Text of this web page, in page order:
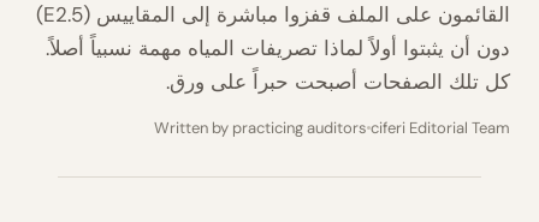
القائمون على الملف قفزوا مباشرة إلى المقاييس (E2.5)
دون أن يثبتوا أولاً لماذا تصريفات المياه مهمة نسبياً أصلاً.
كل تلك الصفحات أصبحت حبراً على ورق.
ciferi Editorial Team
Written by practicing auditors